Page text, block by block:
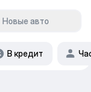
Новые авто
В кредит